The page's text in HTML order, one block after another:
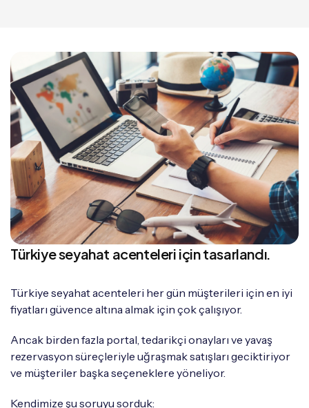
Türkiye seyahat acenteleri için tasarlandı.
Türkiye seyahat acenteleri her gün müşterileri için en iyi
fiyatları güvence altına almak için çok çalışıyor.
Ancak birden fazla portal, tedarikçi onayları ve yavaş
rezervasyon süreçleriyle uğraşmak satışları geciktiriyor
ve müşteriler başka seçeneklere yöneliyor.
Kendimize şu soruyu sorduk: